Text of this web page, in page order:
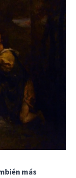
más